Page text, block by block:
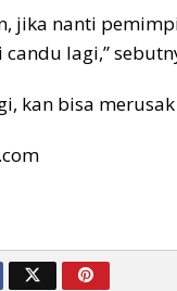
jika nanti
lagi,”
kan bisa